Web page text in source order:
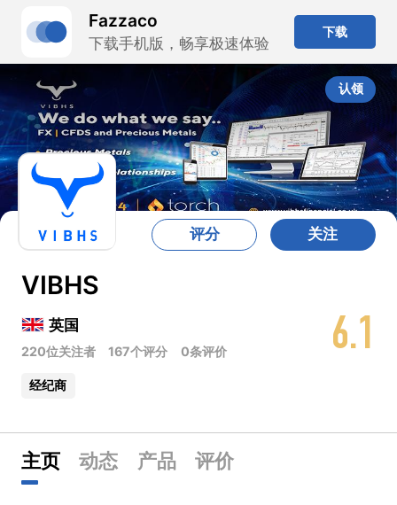
Fazzaco
下载手机版，畅享极速体验
下载
认领
6.1
评分 关注
VIBHS
英国
220位关注者 167个评分 0条评价
经纪商
主页 动态 产品 评价